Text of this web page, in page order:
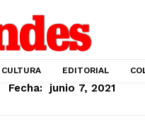
CULTURA EDITORIAL
Fecha: junio 7, 2021